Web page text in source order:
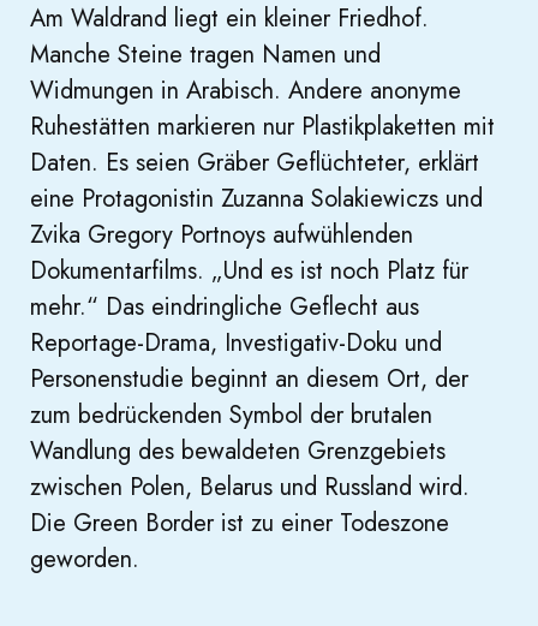
Am Waldrand liegt ein kleiner Friedhof.
Manche Steine tragen Namen und
Widmungen in Arabisch. Andere anonyme
Ruhestätten markieren nur Plastikplaketten mit
Daten. Es seien Gräber Geflüchteter, erklärt
eine Protagonistin Zuzanna Solakiewiczs und
Zvika Gregory Portnoys aufwühlenden
Dokumentarfilms. „Und es ist noch Platz für
mehr.“ Das eindringliche Geflecht aus
Reportage-Drama, Investigativ-Doku und
Personenstudie beginnt an diesem Ort, der
zum bedrückenden Symbol der brutalen
Wandlung des bewaldeten Grenzgebiets
zwischen Polen, Belarus und Russland wird.
Die Green Border ist zu einer Todeszone
geworden.